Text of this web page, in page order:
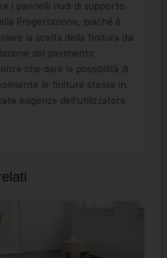
i pannelli nudi di supporto.
Progettazione, poiché è
la scelta della finitura dai
del pavimento
che dare la possibilità di
le finiture stesse in
esigenze dell’utilizzatore